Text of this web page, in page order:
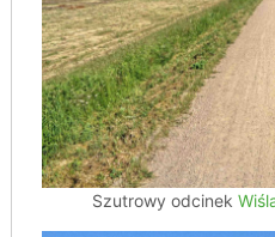
Szutrowy odcinek